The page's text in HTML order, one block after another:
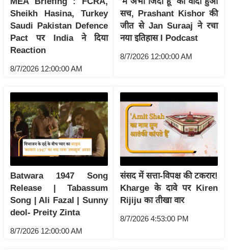
वु
ड
हॉ
ली
वु
फि
ल्म
स
मी
क्षा
r
e
a
k
i
Sheikh Hasina, Turkey
Saudi Pakistan Defence
Pact पर India ने दिया
Reaction
8/7/2026 12:00:00 AM
सच, Prashant Kishor की
जीत से Jan Suraaj ने रचा
नया इतिहास I Podcast
8/7/2026 12:00:00 AM
Batwara 1947 Song
Release | Tabassum
Song | Ali Fazal | Sunny
deol- Preity Zinta
8/7/2026 12:00:00 AM
संसद में सत्ता-विपक्ष की टकरार!
Kharge के दावे पर Kiren
Rijiju का तीखा वार
8/7/2026 4:53:00 PM